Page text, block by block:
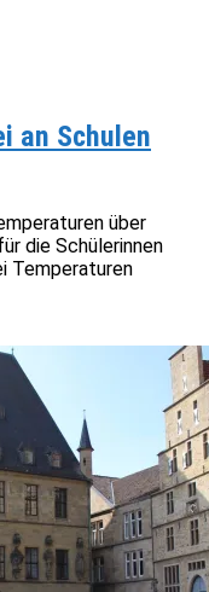
an Schulen
über
die Schülerinnen
Temperaturen